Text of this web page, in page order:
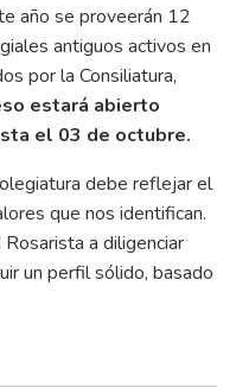
año se proveerán 12
antiguos activos en
por la Consiliatura,
estará abierto
el 03 de octubre.
debe reflejar el
que nos identifican.
a diligenciar
un perfil sólido, basado